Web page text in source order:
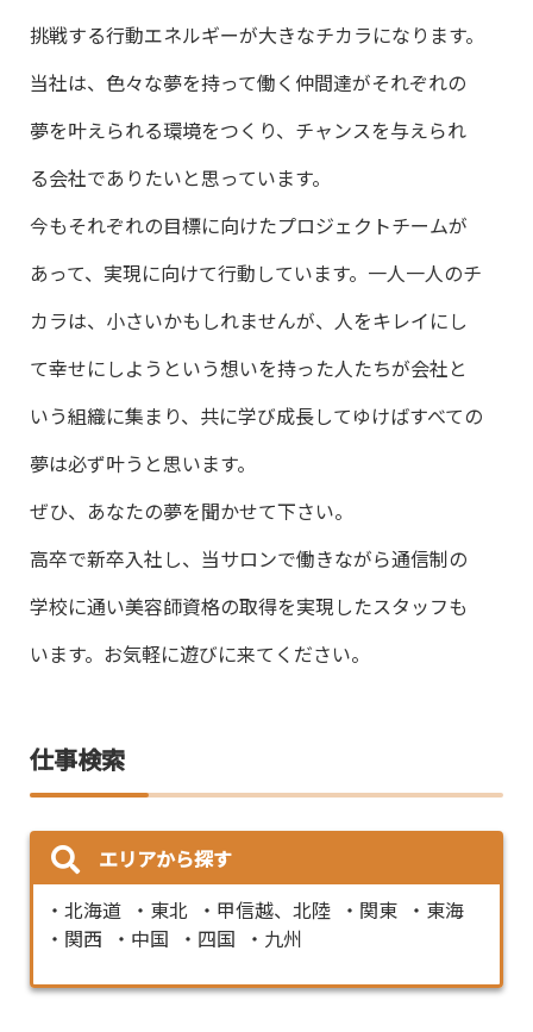
挑戦する行動エネルギーが大きなチカラになります。
当社は、色々な夢を持って働く仲間達がそれぞれの
夢を叶えられる環境をつくり、チャンスを与えられ
る会社でありたいと思っています。
今もそれぞれの目標に向けたプロジェクトチームが
あって、実現に向けて行動しています。一人一人のチ
カラは、小さいかもしれませんが、人をキレイにし
て幸せにしようという想いを持った人たちが会社と
いう組織に集まり、共に学び成長してゆけばすべての
夢は必ず叶うと思います。
ぜひ、あなたの夢を聞かせて下さい。
高卒で新卒入社し、当サロンで働きながら通信制の
学校に通い美容師資格の取得を実現したスタッフも
います。お気軽に遊びに来てください。
仕事検索
エリアから探す
北海道 東北 甲信越、北陸 関東
東海
関西
中国 四国 九州